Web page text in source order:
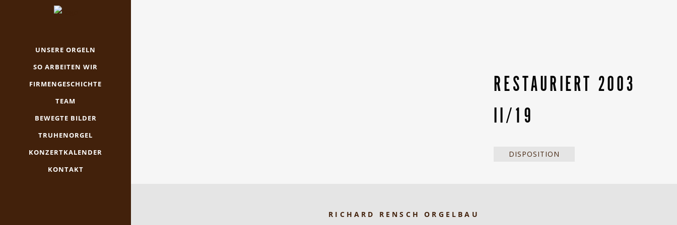
UNSERE ORGELN
SO ARBEITEN WIR
FIRMENGESCHICHTE
TEAM
BEWEGTE BILDER
TRUHENORGEL
KONZERTKALENDER
KONTAKT
RESTAURIERT 2003
II/19
DISPOSITION
RICHARD RENSCH ORGELBAU